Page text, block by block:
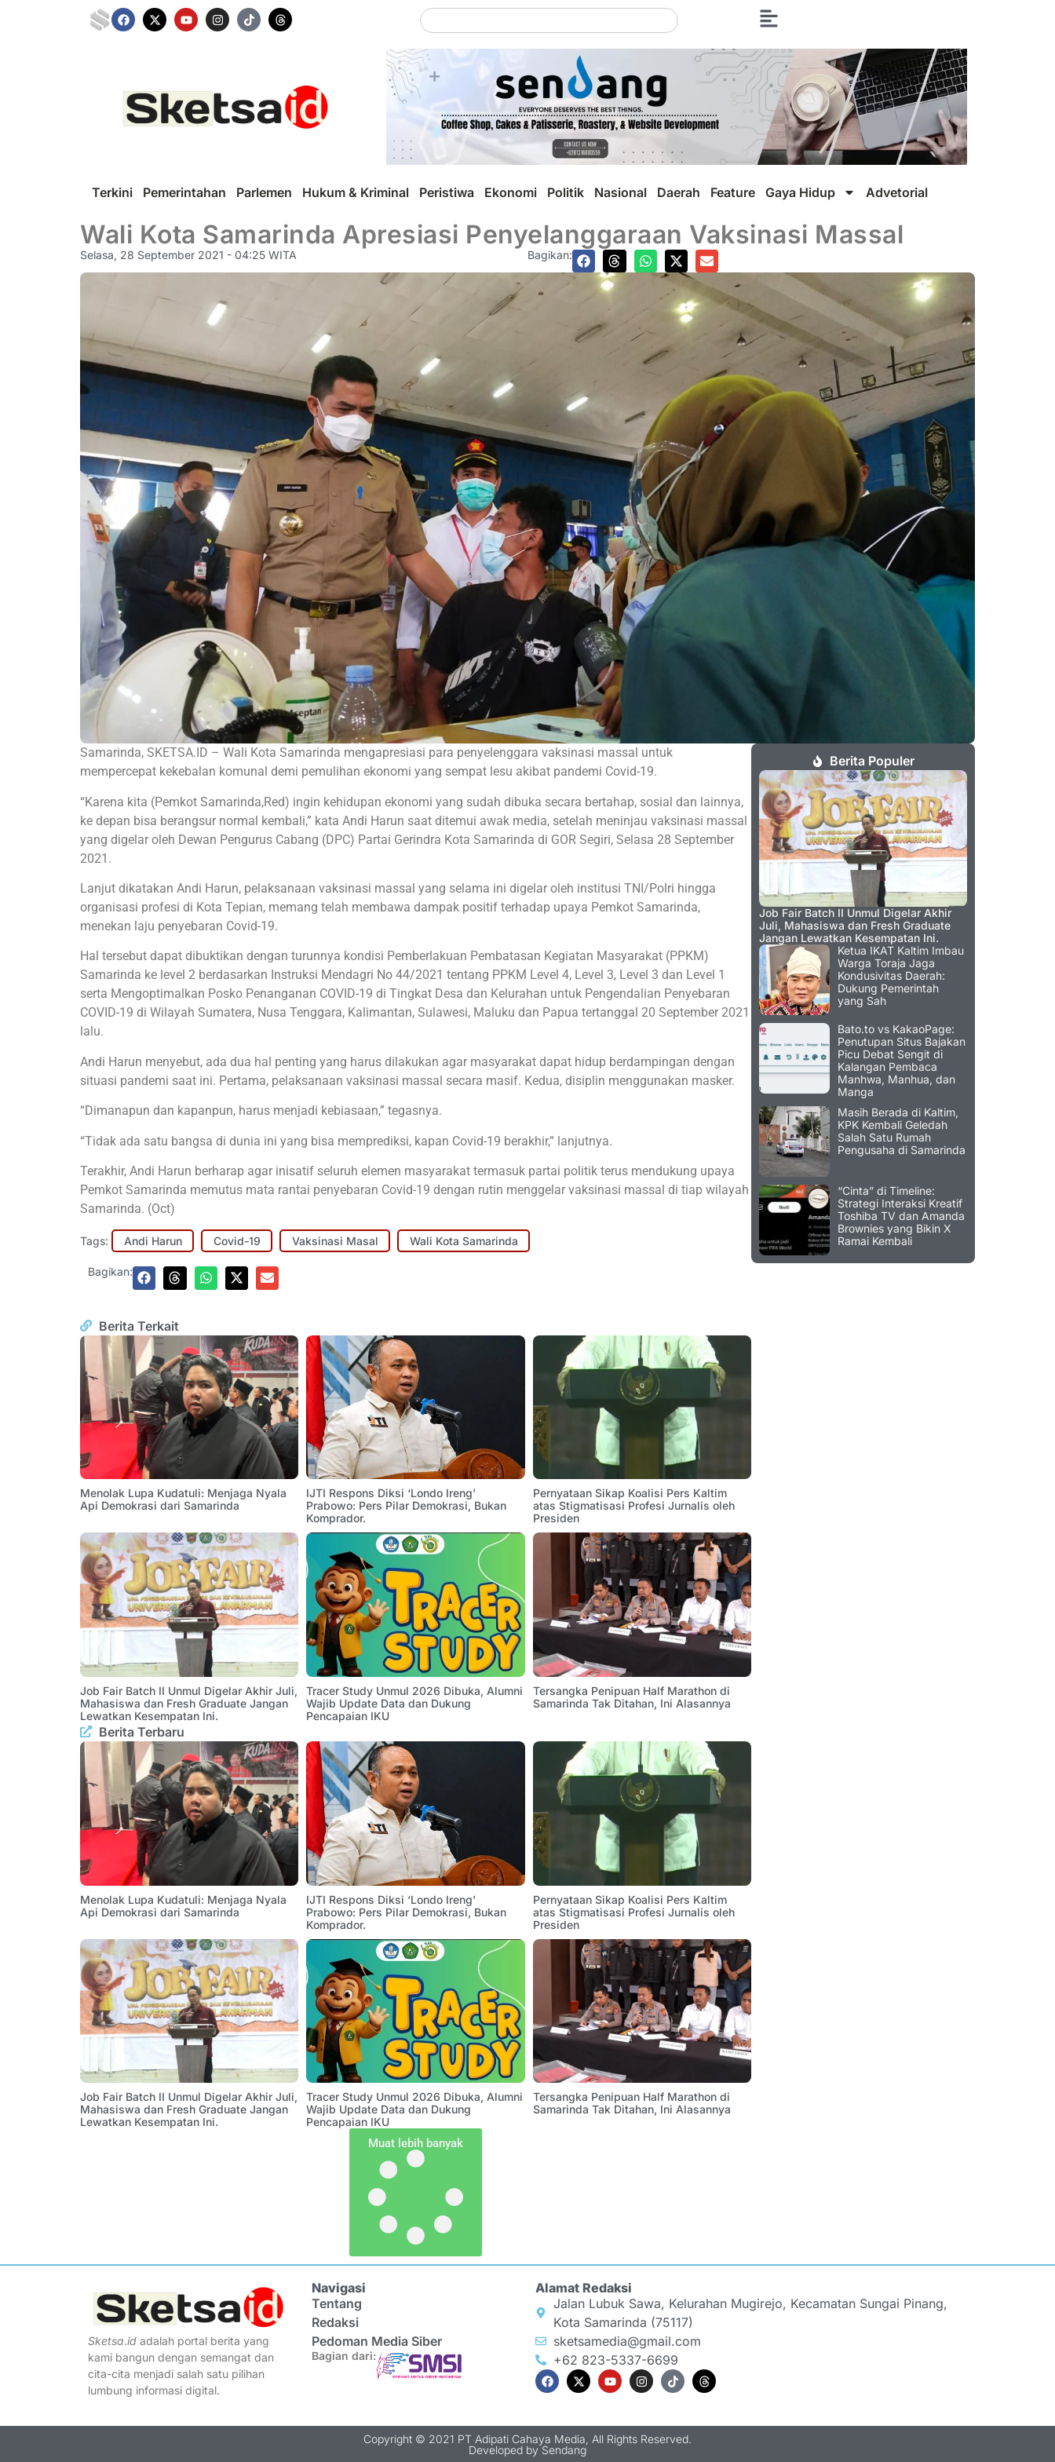
Terkini Pemerintahan Parlemen Hukum & Kriminal Peristiwa Ekonomi Politik Nasional Daerah Feature Gaya Hidup Advetorial
Wali Kota Samarinda Apresiasi Penyelanggaraan Vaksinasi Massal
Selasa, 28 September 2021 - 04:25 WITA Bagikan:
Samarinda, SKETSA.ID – Wali Kota Samarinda mengapresiasi para penyelenggara vaksinasi massal untuk
mempercepat kekebalan komunal demi pemulihan ekonomi yang sempat lesu akibat pandemi Covid-19.
“Karena kita (Pemkot Samarinda,Red) ingin kehidupan ekonomi yang sudah dibuka secara bertahap, sosial dan lainnya,
ke depan bisa berangsur normal kembali,” kata Andi Harun saat ditemui awak media, setelah meninjau vaksinasi massal
yang digelar oleh Dewan Pengurus Cabang (DPC) Partai Gerindra Kota Samarinda di GOR Segiri, Selasa 28 September
2021.
Lanjut dikatakan Andi Harun, pelaksanaan vaksinasi massal yang selama ini digelar oleh institusi TNI/Polri hingga
organisasi profesi di Kota Tepian, memang telah membawa dampak positif terhadap upaya Pemkot Samarinda,
menekan laju penyebaran Covid-19.
Hal tersebut dapat dibuktikan dengan turunnya kondisi Pemberlakuan Pembatasan Kegiatan Masyarakat (PPKM)
Samarinda ke level 2 berdasarkan Instruksi Mendagri No 44/2021 tentang PPKM Level 4, Level 3, Level 3 dan Level 1
serta Mengoptimalkan Posko Penanganan COVID-19 di Tingkat Desa dan Kelurahan untuk Pengendalian Penyebaran
COVID-19 di Wilayah Sumatera, Nusa Tenggara, Kalimantan, Sulawesi, Maluku dan Papua tertanggal 20 September 2021
lalu.
Andi Harun menyebut, ada dua hal penting yang harus dilakukan agar masyarakat dapat hidup berdampingan dengan
situasi pandemi saat ini. Pertama, pelaksanaan vaksinasi massal secara masif. Kedua, disiplin menggunakan masker.
“Dimanapun dan kapanpun, harus menjadi kebiasaan,” tegasnya.
“Tidak ada satu bangsa di dunia ini yang bisa memprediksi, kapan Covid-19 berakhir,” lanjutnya.
Terakhir, Andi Harun berharap agar inisatif seluruh elemen masyarakat termasuk partai politik terus mendukung upaya
Pemkot Samarinda memutus mata rantai penyebaran Covid-19 dengan rutin menggelar vaksinasi massal di tiap wilayah
Samarinda. (Oct)
Tags: Andi Harun Covid-19 Vaksinasi Masal Wali Kota Samarinda
Bagikan:
Berita Terkait
Menolak Lupa Kudatuli: Menjaga Nyala
Api Demokrasi dari Samarinda
IJTI Respons Diksi ‘Londo Ireng’
Prabowo: Pers Pilar Demokrasi, Bukan
Komprador.
Pernyataan Sikap Koalisi Pers Kaltim
atas Stigmatisasi Profesi Jurnalis oleh
Presiden
Job Fair Batch II Unmul Digelar Akhir Juli,
Mahasiswa dan Fresh Graduate Jangan
Lewatkan Kesempatan Ini.
Tracer Study Unmul 2026 Dibuka, Alumni
Wajib Update Data dan Dukung
Pencapaian IKU
Tersangka Penipuan Half Marathon di
Samarinda Tak Ditahan, Ini Alasannya
Berita Terbaru
Menolak Lupa Kudatuli: Menjaga Nyala
Api Demokrasi dari Samarinda
IJTI Respons Diksi ‘Londo Ireng’
Prabowo: Pers Pilar Demokrasi, Bukan
Komprador.
Pernyataan Sikap Koalisi Pers Kaltim
atas Stigmatisasi Profesi Jurnalis oleh
Presiden
Job Fair Batch II Unmul Digelar Akhir Juli,
Mahasiswa dan Fresh Graduate Jangan
Lewatkan Kesempatan Ini.
Tracer Study Unmul 2026 Dibuka, Alumni
Wajib Update Data dan Dukung
Pencapaian IKU
Tersangka Penipuan Half Marathon di
Samarinda Tak Ditahan, Ini Alasannya
Muat lebih banyak
Berita Populer
Job Fair Batch II Unmul Digelar Akhir
Juli, Mahasiswa dan Fresh Graduate
Jangan Lewatkan Kesempatan Ini.
Ketua IKAT Kaltim Imbau
Warga Toraja Jaga
Kondusivitas Daerah:
Dukung Pemerintah
yang Sah
Bato.to vs KakaoPage:
Penutupan Situs Bajakan
Picu Debat Sengit di
Kalangan Pembaca
Manhwa, Manhua, dan
Manga
Masih Berada di Kaltim,
KPK Kembali Geledah
Salah Satu Rumah
Pengusaha di Samarinda
“Cinta” di Timeline:
Strategi Interaksi Kreatif
Toshiba TV dan Amanda
Brownies yang Bikin X
Ramai Kembali
Sketsa.id adalah portal berita yang
kami bangun dengan semangat dan
cita-cita menjadi salah satu pilihan
lumbung informasi digital.
Navigasi
Tentang
Redaksi
Pedoman Media Siber
Bagian dari:
Alamat Redaksi
Jalan Lubuk Sawa, Kelurahan Mugirejo, Kecamatan Sungai Pinang,
Kota Samarinda (75117)
sketsamedia@gmail.com
+62 823-5337-6699
Copyright © 2021 PT Adipati Cahaya Media, All Rights Reserved.
Developed bySendang